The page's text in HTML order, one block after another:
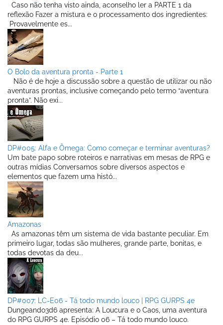
Caso não tenha visto ainda, aconselho ler a PARTE 1 da
reflexão Fazer a mistura e o processamento dos ingredientes:
Provavelmente es...
O Bolo da aventura pronta - Parte 1
Não é de hoje a discussão sobre a questão de utilizar ou não
aventuras prontas, inclusive começando pelo termo “aventura
pronta”. Não exi...
DP#005: Alfa e Ômega: Como começar e terminar aventuras?
Um bate papo sobre roteiros e narrativas em mesas de RPG e
outras mídias Conversamos sobre diversos aspectos e
elementos que fazem uma histó...
Amazonas
As amazonas têm um sistema de vida bastante peculiar. Em
primeiro lugar, todas são mulheres, grande parte, bonitas, e
todas devotas da deu...
DP#007: LC-E06 - Tá todo mundo louco | RPG GURPS 4e
Dungeando3d6 apresenta: A Loucura e o Caos, uma aventura
do RPG GURPS 4e. Episódio 06 – Tá todo mundo louco.